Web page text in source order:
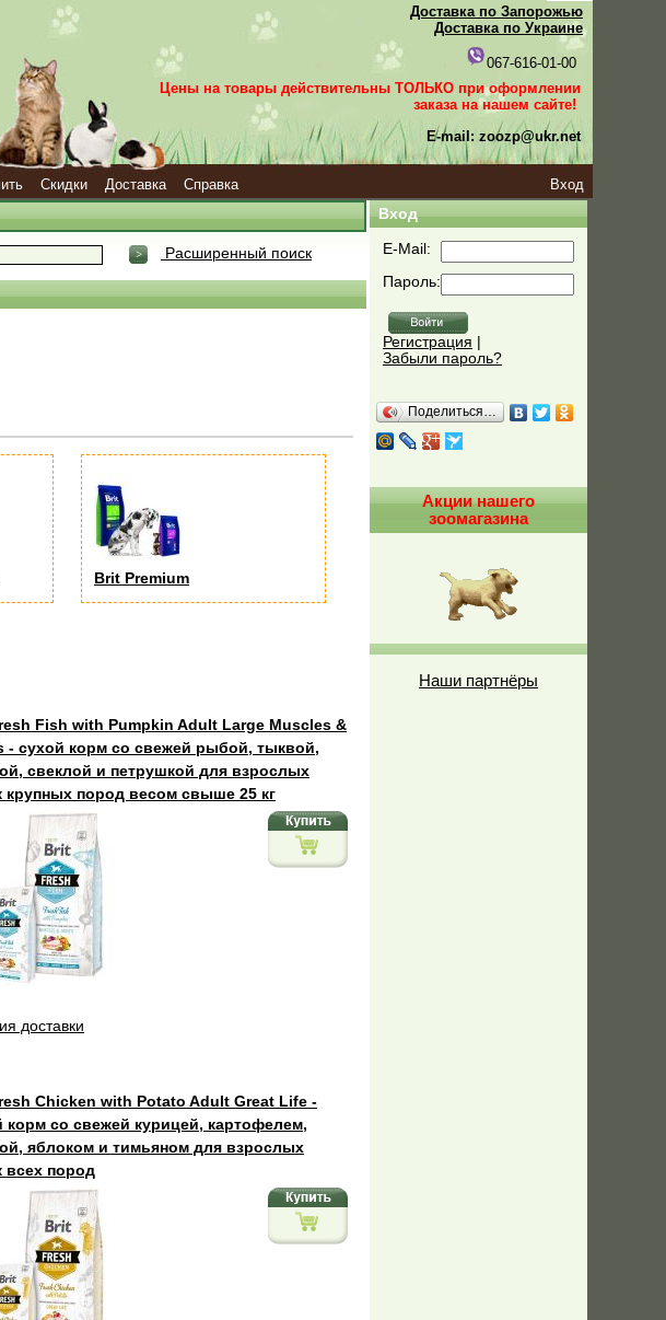
Доставка по Запорожью
Доставка по Украине
067-616-01-00
Цены на товары действительны ТОЛЬКО при оформлении
заказа на нашем сайте!
E-mail: zoozp@ukr.net
Скидки Доставка Справка
Вход
Расширенный поиск
Brit Premium
Fish with Pumpkin Adult Large Muscles &
- сухой корм со свежей рыбой, тыквой,
свеклой и петрушкой для взрослых
крупных пород весом свыше 25 кг
доставки
Chicken with Potato Adult Great Life -
корм со свежей курицей, картофелем,
яблоком и тимьяном для взрослых
всех пород
Вход
E-Mail:
Пароль:
Регистрация
Забыли пароль?
Поделиться…
Акции нашего
зоомагазина
Наши партнёры